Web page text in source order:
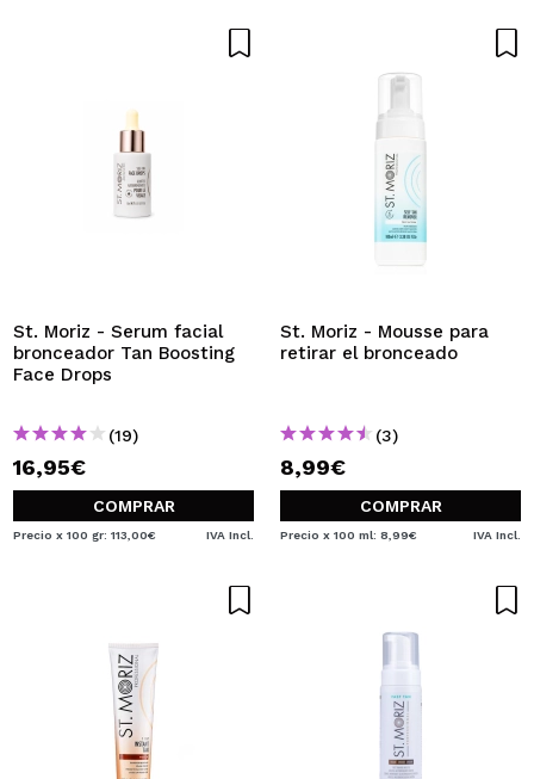
St. Moriz - Serum facial
bronceador Tan Boosting
Face Drops
(19)
16,95€
COMPRAR
Precio x 100 gr: 113,00€ IVA Incl.
St. Moriz - Mousse para
retirar el bronceado
(3)
8,99€
COMPRAR
Precio x 100 ml: 8,99€ IVA Incl.